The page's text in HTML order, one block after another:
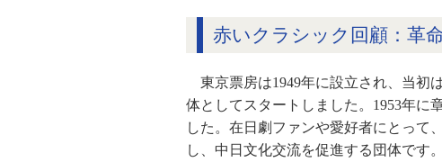
赤いクラシック回顧：革
東京票房は1949年に設立され、当初
体としてスタートしました。1953年に
した。在日劇ファンや愛好者にとって
し、中日文化交流を促進する団体です。